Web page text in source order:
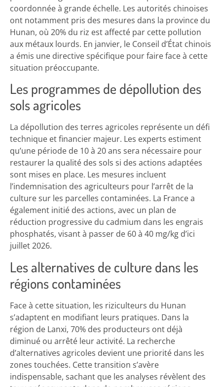
coordonnée à grande échelle. Les autorités chinoises
ont notamment pris des mesures dans la province du
Hunan, où 20% du riz est affecté par cette pollution
aux métaux lourds. En janvier, le Conseil d’État chinois
a émis une directive spécifique pour faire face à cette
situation préoccupante.
Les programmes de dépollution des
sols agricoles
La dépollution des terres agricoles représente un défi
technique et financier majeur. Les experts estiment
qu’une période de 10 à 20 ans sera nécessaire pour
restaurer la qualité des sols si des actions adaptées
sont mises en place. Les mesures incluent
l’indemnisation des agriculteurs pour l’arrêt de la
culture sur les parcelles contaminées. La France a
également initié des actions, avec un plan de
réduction progressive du cadmium dans les engrais
phosphatés, visant à passer de 60 à 40 mg/kg d’ici
juillet 2026.
Les alternatives de culture dans les
régions contaminées
Face à cette situation, les riziculteurs du Hunan
s’adaptent en modifiant leurs pratiques. Dans la
région de Lanxi, 70% des producteurs ont déjà
diminué ou arrêté leur activité. La recherche
d’alternatives agricoles devient une priorité dans les
zones touchées. Cette transition s’avère
indispensable, sachant que les analyses révèlent des